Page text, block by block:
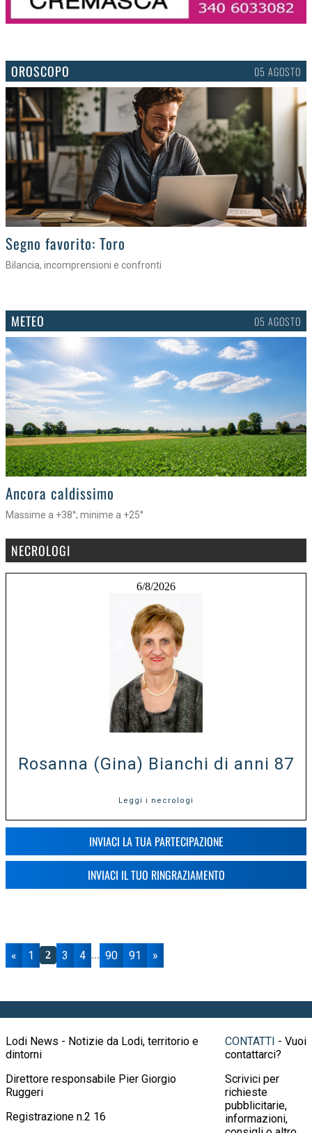
OROSCOPO 05 AGOSTO
>
Segno favorito: Toro
Bilancia, incomprensioni e confronti
METEO 05 AGOSTO
>
Ancora caldissimo
Massime a +38°; minime a +25°
NECROLOGI
6/8/2026
Rosanna (Gina) Bianchi di anni 87
Leggi i necrologi
INVIACI LA TUA PARTECIPAZIONE
INVIACI IL TUO RINGRAZIAMENTO
« 1 2 3 4 ... 90 91 »
Lodi News - Notizie da Lodi, territorio e
dintorni
Direttore responsabile Pier Giorgio
Ruggeri
Registrazione n.2 16
CONTATTI - Vuoi
contattarci?
Scrivici per
richieste
pubblicitarie,
informazioni,